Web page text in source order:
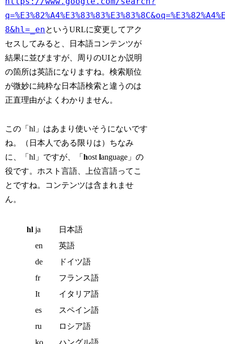
8&hl=_enというURLに変更してアク
セスしてみると、日本語コンテンツが
結果に並びますが、周りのUIとか説明
の箇所は英語になりますね。検索順位
が微妙に純粋な日本語検索と違うのは
正直理由がよくわかりません。
この「hl」はあまり使いそうにないです
ね。（日本人である限りは）ちなみ
に、「hl」ですが、「hostlanguage」の
役です。ホスト言語、上位言語ってこ
とですね。コンテンツは含まれませ
ん。
hl ja
日本語
en
英語
de
ドイツ語
fr
フランス語
It
イタリア語
es
スペイン語
ru
ロシア語
ko
ハングル語